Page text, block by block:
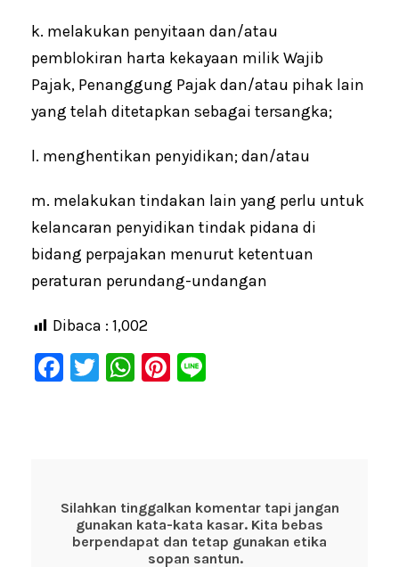
k. melakukan penyitaan dan/atau
pemblokiran harta kekayaan milik Wajib
Pajak, Penanggung Pajak dan/atau pihak lain
yang telah ditetapkan sebagai tersangka;
l. menghentikan penyidikan; dan/atau
m. melakukan tindakan lain yang perlu untuk
kelancaran penyidikan tindak pidana di
bidang perpajakan menurut ketentuan
peraturan perundang-undangan
Dibaca : 1,002
F
o
o
T
W
p
p
Pi
Silahkan tinggalkan komentar tapi jangan
gunakan kata-kata kasar. Kita bebas
berpendapat dan tetap gunakan etika
sopan santun.